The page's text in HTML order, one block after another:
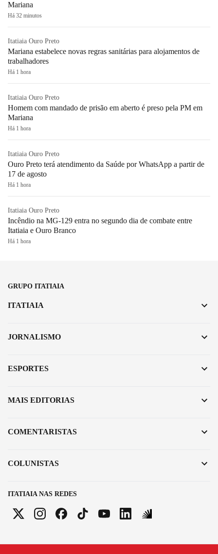
Mariana
Há 32 minutos
Itatiaia Ouro Preto
Mariana estabelece novas regras sanitárias para alojamentos de
trabalhadores
Há 1 hora
Itatiaia Ouro Preto
Homem com mandado de prisão em aberto é preso pela PM em
Mariana
Há 1 hora
Itatiaia Ouro Preto
Ouro Preto terá atendimento da Saúde por WhatsApp a partir de
17 de agosto
Há 1 hora
Itatiaia Ouro Preto
Incêndio na MG-129 entra no segundo dia de combate entre
Itatiaia e Ouro Branco
Há 1 hora
GRUPO ITATIAIA
ITATIAIA NAS REDES
ITATIAIA
JORNALISMO
ESPORTES
MAIS EDITORIAS
COMENTARISTAS
COLUNISTAS